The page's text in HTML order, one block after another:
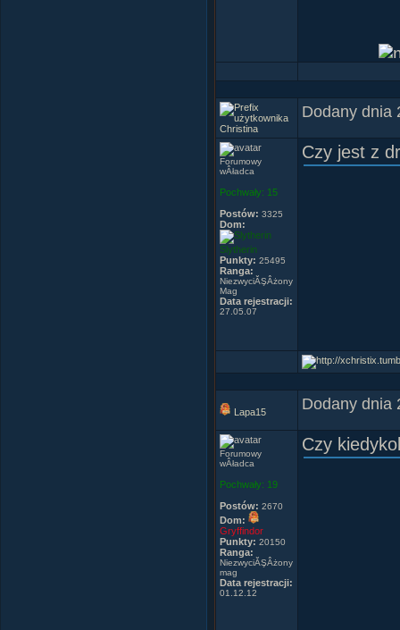
Christina
Dodany dnia
Forumowy
wÂładca
Pochwały: 15
Postów: 3325
Dom:
Slytherin
Punkty: 25495
Ranga:
NiezwyciĂŞÂżony
Mag
Data rejestracji:
27.05.07
Czy jest z
Lapa15 Dodany dnia
Forumowy
wÂładca
Pochwały: 19
Postów: 2670
Dom:
Gryffindor
Punkty: 20150
Ranga:
NiezwyciĂŞÂżony
mag
Data rejestracji:
01.12.12
Czy